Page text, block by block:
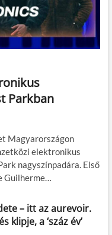
Parkban
Magyarországon
elektronikus
nagyszínpadára. Első
Guilherme…
– itt az aurevoir.
klipje, a ‘száz év’